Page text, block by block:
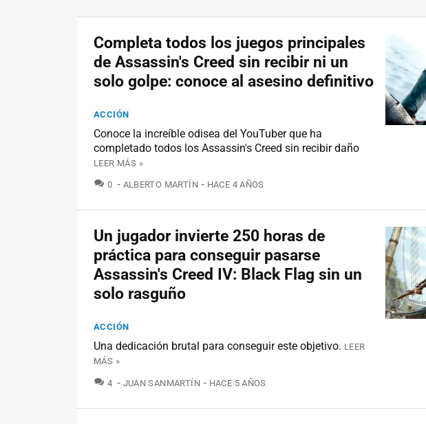
Completa todos los juegos principales
de Assassin's Creed sin recibir ni un
solo golpe: conoce al asesino definitivo
ACCIÓN
Conoce la increíble odisea del YouTuber que ha
completado todos los Assassin's Creed sin recibir daño
LEER MÁS »
0 COMENTARIOS
ALBERTO MARTÍN HACE 4 AÑOS
Un jugador invierte 250 horas de
práctica para conseguir pasarse
Assassin's Creed IV: Black Flag sin un
solo rasguño
ACCIÓN
Una dedicación brutal para conseguir este objetivo. LEER
MÁS »
4 COMENTARIOS
JUAN SANMARTÍN HACE 5 AÑOS